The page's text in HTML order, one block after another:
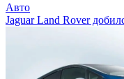
Авто
Jaguar Land Rover